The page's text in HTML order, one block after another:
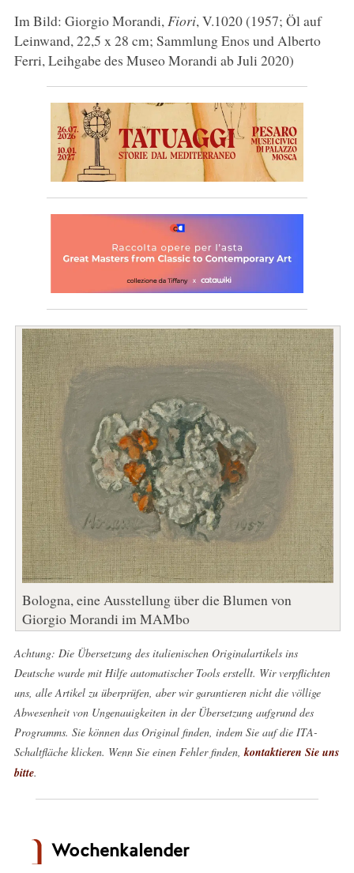
Im Bild: Giorgio Morandi, Fiori, V.1020 (1957; Öl auf
Leinwand, 22,5 x 28 cm; Sammlung Enos und Alberto
Ferri, Leihgabe des Museo Morandi ab Juli 2020)
Bologna, eine Ausstellung über die Blumen von
Giorgio Morandi im MAMbo
Achtung: Die Übersetzung des italienischen Originalartikels ins
Deutsche wurde mit Hilfe automatischer Tools erstellt. Wir verpflichten
uns, alle Artikel zu überprüfen, aber wir garantieren nicht die völlige
Abwesenheit von Ungenauigkeiten in der Übersetzung aufgrund des
Programms. Sie können das Original finden, indem Sie auf die ITA-
Schaltfläche klicken. Wenn Sie einen Fehler finden, kontaktieren Sie uns
bitte.
Wochenkalender